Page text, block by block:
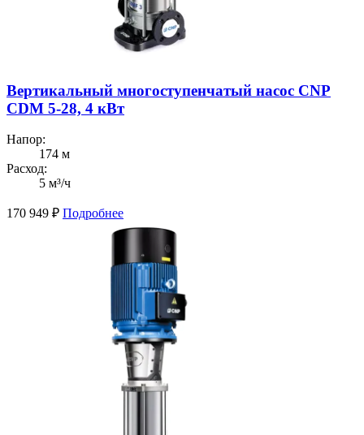
Вертикальный многоступенчатый насос CNP
CDM 5-28, 4 кВт
Напор:
174 м
Расход:
5 м³/ч
170 949 ₽ Подробнее